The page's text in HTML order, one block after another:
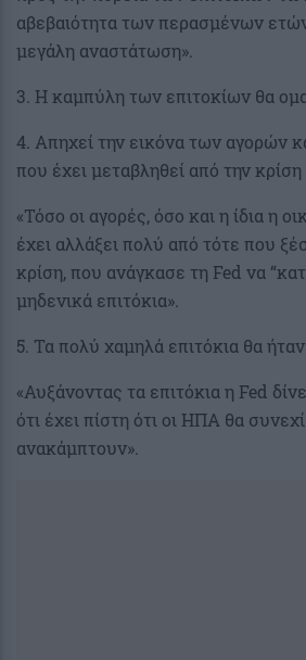
αβεβαιότητα των περασμένων
μεγάλη αναστάτωση».
3. Η καμπύλη των επιτοκίων θα
4. Απηχεί την εικόνα των αγορών
που έχει μεταβληθεί από την κρίση
«Τόσο οι αγορές, όσο και η ίδια η
έχει αλλάξει πολύ από τότε που
κρίση, που ανάγκασε τη Fed να
μηδενικά επιτόκια».
5. Τα πολύ χαμηλά επιτόκια θα
«Αυξάνοντας τα επιτόκια η Fed
ότι έχει πίστη ότι οι ΗΠΑ θα
ανακάμπτουν».